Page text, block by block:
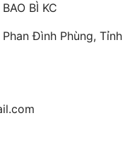
BÌ KC
Đình Phùng, Tỉnh